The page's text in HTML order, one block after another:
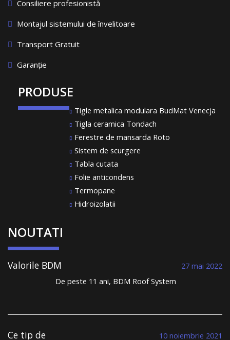
Consiliere profesionistă
Montajul sistemului de învelitoare
Transport Gratuit
Garanție
PRODUSE
Tigle metalica modulara BudMat Venecja
Tigla ceramica Tondach
Ferestre de mansarda Roto
Sistem de scurgere
Tabla cutata
Folie anticondens
Termopane
Hidroizolatii
NOUTATI
Valorile BDM
vast de clienți
liniștiți, sub un
27 mai 2022
De peste 11 ani, BDM Roof System
toată lumea se plânge de lipsa meseriașilor, de
transparenței, BDM Roof System se distinge din
Ce tip de 10 noiembrie 2021